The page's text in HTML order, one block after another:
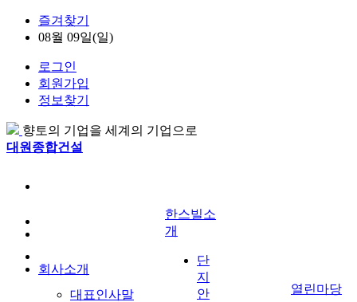
즐겨찾기
08월 09일(일)
로그인
회원가입
정보찾기
향토의 기업을 세계의 기업으로
대원종합건설
회사소개
대표인사말
한스빌소
개
단
지
안
열린마당